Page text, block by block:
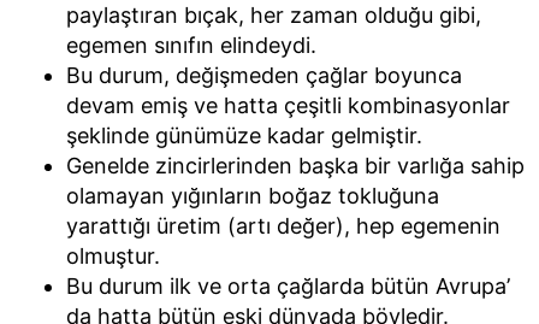
paylaştıran bıçak, her zaman olduğu gibi,
egemen sınıfın elindeydi.
Bu durum, değişmeden çağlar boyunca
devam emiş ve hatta çeşitli kombinasyonlar
şeklinde günümüze kadar gelmiştir.
Genelde zincirlerinden başka bir varlığa sahip
olamayan yığınların boğaz tokluğuna
yarattığı üretim (artı değer), hep egemenin
olmuştur.
Bu durum ilk ve orta çağlarda bütün Avrupa’
da hatta bütün eski dünyada böyledir.